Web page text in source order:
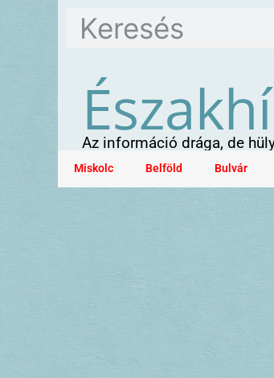
Az információ drága, de
Miskolc Belföld Bulvár